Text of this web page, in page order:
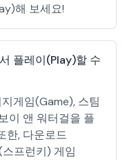
해 보세요!
플레이(Play)할 수
게임(Game), 스팀
이 앤 워터걸을 플
한, 다운로드
프런키) 게임